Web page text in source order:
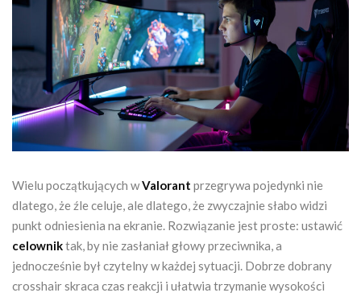
Wielu początkujących wValorant przegrywa pojedynki nie
dlatego, że źle celuje, ale dlatego, że zwyczajnie słabo widzi
punkt odniesienia na ekranie. Rozwiązanie jest proste: ustawić
celowniktak, by nie zasłaniał głowy przeciwnika, a
jednocześnie był czytelny w każdej sytuacji. Dobrze dobrany
crosshair skraca czas reakcji i ułatwia trzymanie wysokości